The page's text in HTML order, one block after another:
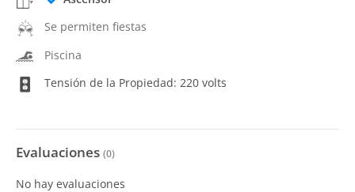
Se permiten fiestas
Piscina
Tensión de la Propiedad: 220 volts
Evaluaciones (0)
No hay evaluaciones